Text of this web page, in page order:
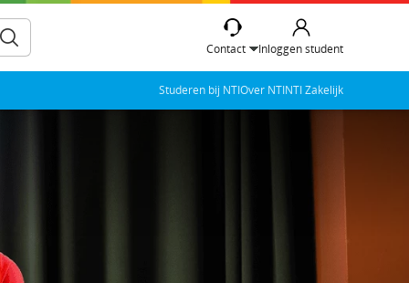
Contact Inloggen student
Studeren bij NTIOver NTINTI Zakelijk